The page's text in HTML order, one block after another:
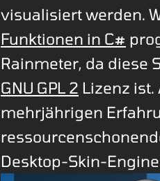
visualisiert werden.
Funktionen in C#
Rainmeter, da diese
GNU GPL 2 Lizenz
mehrjährigen
Desktop-Skin-